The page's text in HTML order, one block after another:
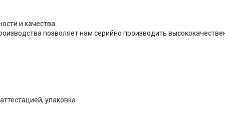
и качества.
позволяет нам серийно производить
упаковка